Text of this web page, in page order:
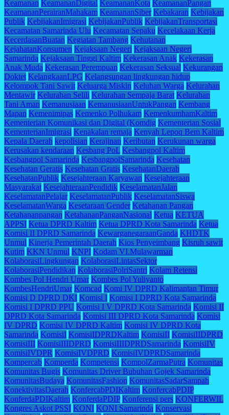
Keamanan KeamananDigital KeamananKota KeamananPangan
KeamananPerairanMahakam KeamananSiber Kebakaran Kebijakan
Publik KebijakanImigrasi KebijakanPublik KebijakanTransportasi
Kecamatan Samarinda Ulu Kecamatan Sepaku Kecelakaan Kerja
KecerdasanBuatan Kegiatan Tambang Kehutanan
KejahatanKonsumen Kejaksaan Negeri Kejaksaan Negeri
Samarinda Kejaksaan Tinggi Kaltim Kekerasan Anak Kekerasan
Anak Muda Kekerasan Perempuan Kekerasan Seksual Kekurangan
Doktet KelangkaanLPG Kelangsungan lingkungan hidup
Kelompok Tani Sawit Keluarga Miskin Keluhan Warga Kelurahan
Mentawir Kelurahan Selili Kelurahan Sempaja Barat Kelurahan
Tani Aman Kemanusiaan KemanusiaanUntukPangan Kembang
Mapan Kemenimipas Kemenko Polhukam KemenkumhamKaltim
Kementerian Komunikasi dan Digital (Komdig Kementerian Sosial
KementerianImigrasi Kenakalan remaja Kenyah Lepoq Bem Kaltim
Kepala Daerah kepolisian Kerajinan Keributan Kerukunan warga
Kerusakan kendaraan Kesbang PoL Kesbangpol Kaltim
Kesbangpol Samarinda KesbangpolSamarinda Kesehatan
Kesehatan Geratis Kesehatan Gratis KesehatanDaerah
KesehatanPublik Kesejahteraan Karyawan Kesejahteraan
Masyarakat KesejahteraanPendidik KeselamatanJalan
KeselamatanPelajar KeselamatanPublik KeselamatanSiswa
KeselamatanWarga Kesetaraan Gender Ketahanan Pangan
Ketahananpangan KetahananPanganNasional Ketua KETUA
APPSI Ketua DPRD Kaltim Ketua DPRD Kota Samarinda Ketua
Komisi II DPRD Samarinda KewarganegaraanGanda KHDTK
Unmul Kinerja Pemerintah Daerah Kios Penyeimbang Kisruh sawit
Kutim KKN Unmul KNPI Kodam VI.Mulawarman
KolaborasiLingkungan KolaborasiLintasSektor
KolaborasiPendidikan KolaborasiPolriSantri Kolam Retensi
Kombes Pol Hendri Umar Kombes Pol Yuliyanto
KombesHendriUmar Komcad Komi IV DPRD Kalimantan Timur
Komisi D DPRD DKI Komisi I Komisi I DPRD Kota Samarinda
Komisi I DPRD PPU Komisi I V DPRD Kota Samarinda Komisi II
DPRD Kota Samarinda Komisi III DPRD Kota Samarinda Komisi
IV DPRD Komisi IV DPRD Kaltim Komisi IV DPRD Kota
Samarinda KomisiI KomisiIDPRDKaltim KomisiII KomisiIIDPRD
KomisiIII KomisiIIIDPRD KomisiIIIDPRDSamarinda KomisiIV
KomisiIVDPR KomisiIVDPRD KomisiIVDPRDSamarinda
Kompercab Komperda Kompetensi KompolZarmaPutra Komunitas
Komunitas Bugis Komunitas Driver Bubuhan Gojek Samarinda
KomunitasBudaya KomunitasFashion KomunitasSadarSampah
KonektivitasDaerah KonfercabPDIKaltim KonfercabPDIP
KonferdaPDIKaltim KonferdaPDIP Konferensi pers KONFERWIL
Kongres Askot PSSI KONI KONI Samarinda Konservasi